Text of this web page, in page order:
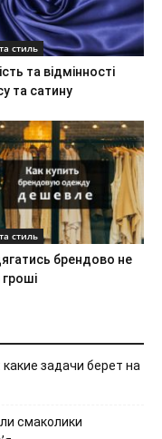
стиль
та відмінності
та сатину
стиль
брендово не
гроші
задачи берет на
смаколики